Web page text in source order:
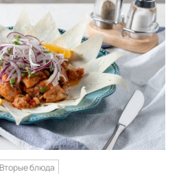
Вторые блюда